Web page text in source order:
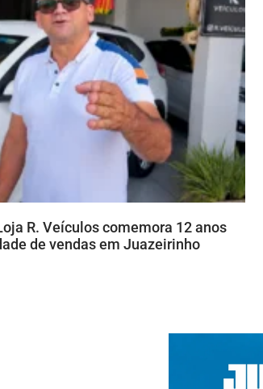
R. Veículos comemora 12 anos
de vendas em Juazeirinho